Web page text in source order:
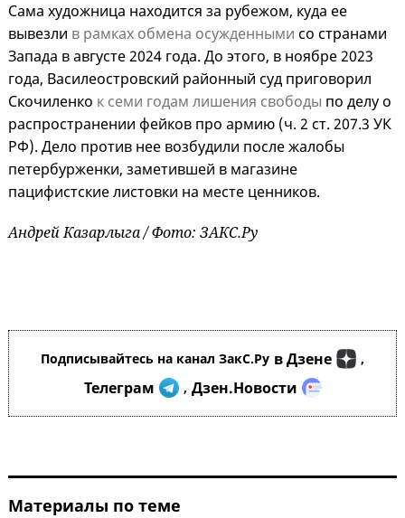
Сама художница находится за рубежом, куда ее
вывезли в рамках обмена осужденными со странами
Запада в августе 2024 года. До этого, в ноябре 2023
года, Василеостровский районный суд приговорил
Скочиленко к семи годам лишения свободы по делу о
распространении фейков про армию (ч. 2 ст. 207.3 УК
РФ). Дело против нее возбудили после жалобы
петербурженки, заметившей в магазине
пацифистские листовки на месте ценников.
Андрей Казарлыга / Фото: ЗАКС.Ру
Подписывайтесь на канал ЗакС.Ру в Дзене ,
Телеграм , Дзен.Новости
Материалы по теме